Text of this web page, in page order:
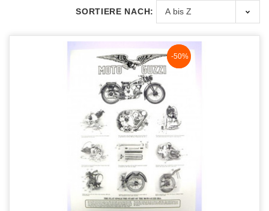
SORTIERE NACH:
NaN%
-50%